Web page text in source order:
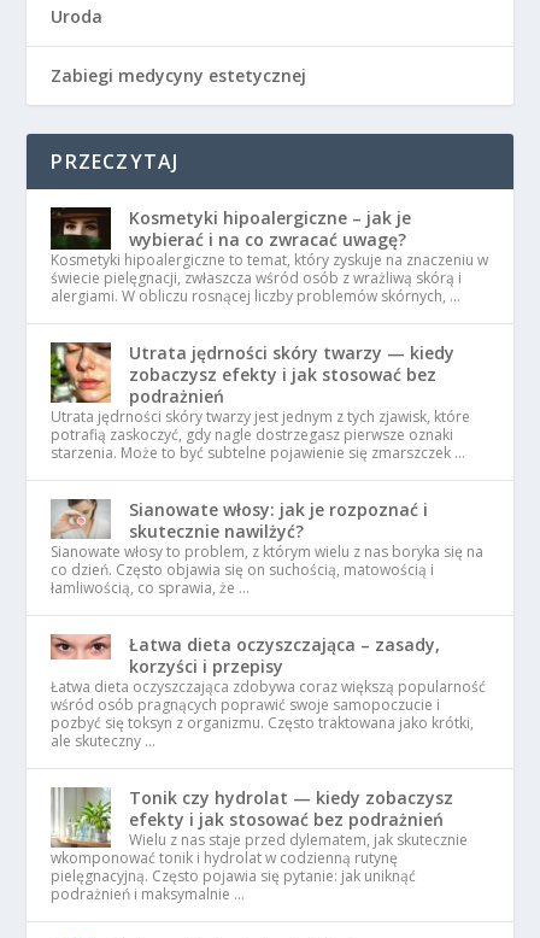
Uroda
Zabiegi medycyny estetycznej
PRZECZYTAJ
Kosmetyki hipoalergiczne – jak je
wybierać i na co zwracać uwagę?
Kosmetyki hipoalergiczne to temat, który zyskuje na znaczeniu w
świecie pielęgnacji, zwłaszcza wśród osób z wrażliwą skórą i
alergiami. W obliczu rosnącej liczby problemów skórnych, …
Utrata jędrności skóry twarzy — kiedy
zobaczysz efekty i jak stosować bez
podrażnień
Utrata jędrności skóry twarzy jest jednym z tych zjawisk, które
potrafią zaskoczyć, gdy nagle dostrzegasz pierwsze oznaki
starzenia. Może to być subtelne pojawienie się zmarszczek …
Sianowate włosy: jak je rozpoznać i
skutecznie nawilżyć?
Sianowate włosy to problem, z którym wielu z nas boryka się na
co dzień. Często objawia się on suchością, matowością i
łamliwością, co sprawia, że …
Łatwa dieta oczyszczająca – zasady,
korzyści i przepisy
Łatwa dieta oczyszczająca zdobywa coraz większą popularność
wśród osób pragnących poprawić swoje samopoczucie i
pozbyć się toksyn z organizmu. Często traktowana jako krótki,
ale skuteczny …
Tonik czy hydrolat — kiedy zobaczysz
efekty i jak stosować bez podrażnień
Wielu z nas staje przed dylematem, jak skutecznie
wkomponować tonik i hydrolat w codzienną rutynę
pielęgnacyjną. Często pojawia się pytanie: jak uniknąć
podrażnień i maksymalnie …